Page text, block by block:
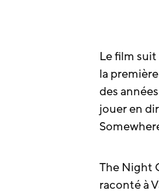
Le film
la
des
jouer en
The Night
raconté à